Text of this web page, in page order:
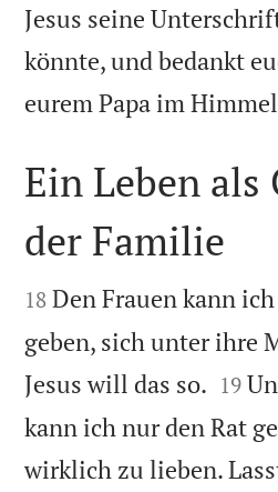
Jesus seine
könnte, und bedankt
eurem Papa im

Ein Leben
der Familie

18 Den Frauen kann
geben, sich unter ihre
Jesus will das so. 

19
kann ich nur den Rat
wirklich zu lieben.